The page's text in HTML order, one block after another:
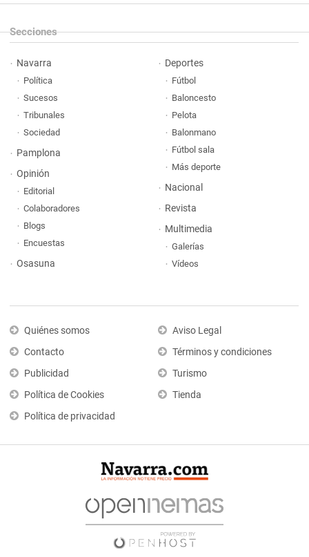
Secciones
Navarra
Política
Sucesos
Tribunales
Sociedad
Pamplona
Opinión
Editorial
Colaboradores
Blogs
Encuestas
Osasuna
Deportes
Fútbol
Baloncesto
Pelota
Balonmano
Fútbol sala
Más deporte
Nacional
Revista
Multimedia
Galerías
Vídeos
Quiénes somos
Contacto
Publicidad
Política de Cookies
Política de privacidad
Aviso Legal
Términos y condiciones
Turismo
Tienda